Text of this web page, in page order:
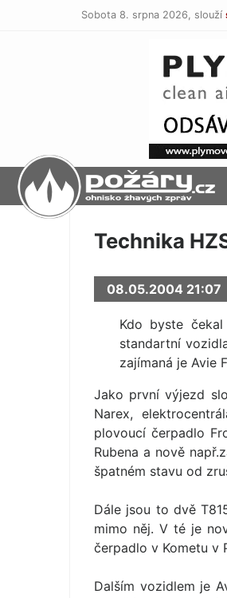
Sobota 8. srpna 2026, slouží
POŽÁRY.cz
Technika
08.05.2004 21:07
Kdo byste
standartní
zajímaná je Avie
Jako první výjezd
Narex,
plovoucí čerpadlo
Rubena a nově
špatném stavu od
Dále jsou to dvě
mimo něj. V té je
čerpadlo v Kometu v
Dalším vozidlem je